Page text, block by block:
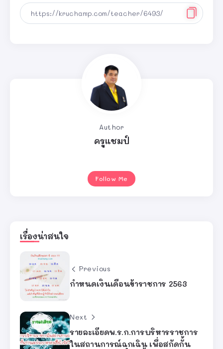
Author
ครูแชมป์
Follow Me
เรื่องน่าสนใจ
Previous
กําหนดเงินเดือนข้าราชการ 2563
Next
รายละเอียดพ.ร.ก.การบริหารราชการ
ในสถานการณ์ฉุกเฉิน เพื่อสกัดกั้น